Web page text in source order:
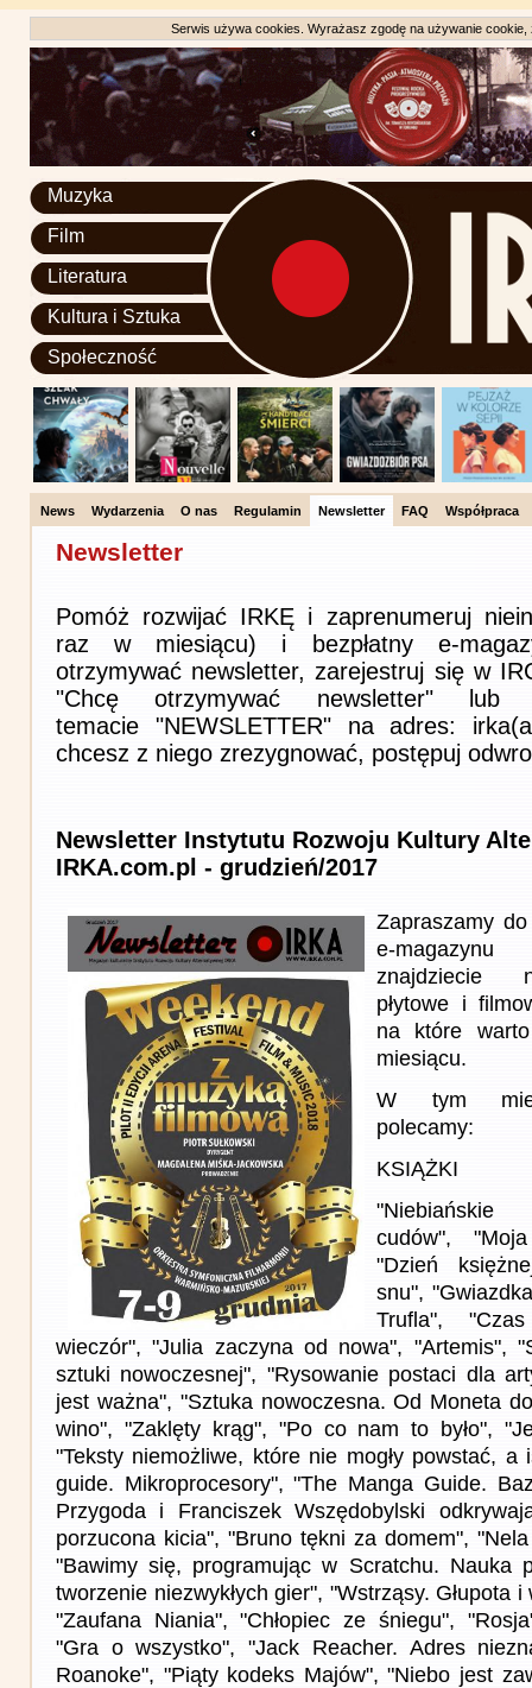
Serwis używa cookies. Wyrażasz zgodę na używanie
Muzyka
Film
Literatura
Kultura i Sztuka
Społeczność
News Wydarzenia O nas Regulamin Newsletter FAQ Współpraca
Newsletter
Pomóż rozwijać IRKĘ i zaprenumeruj
raz w miesiącu) i bezpłatny e-
otrzymywać newsletter, zarejestruj się w
"Chcę otrzymywać newsletter"
temacie "NEWSLETTER" na adres:
chcesz z niego zrezygnować, postępuj
Newsletter Instytutu Rozwoju Kultury
IRKA.com.pl - grudzień/2017
Zapraszamy
e-
znajdziecie
płytowe i
na które
miesiącu.
W tym
polecamy:
KSIĄŻKI
"Niebiańskie
cudów",
"Dzień
snu",
Trufla",
wieczór", "Julia zaczyna od nowa", "Artemis",
sztuki nowoczesnej", "Rysowanie postaci dla
jest ważna", "Sztuka nowoczesna. Od Moneta
wino", "Zaklęty krąg", "Po co nam to było",
"Teksty niemożliwe, które nie mogły powstać, a
guide. Mikroprocesory", "The Manga Guide.
Przygoda i Franciszek Wszędobylski
porzucona kicia", "Bruno tękni za domem",
"Bawimy się, programując w Scratchu. Nauka
tworzenie niezwykłych gier", "Wstrząsy. Głupota
"Zaufana Niania", "Chłopiec ze śniegu",
"Gra o wszystko", "Jack Reacher. Adres
Roanoke", "Piąty kodeks Majów", "Niebo jest